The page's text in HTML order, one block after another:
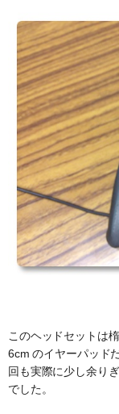
このヘッドセットは
6cm のイヤーパッド
回も実際に少し余り
でした。